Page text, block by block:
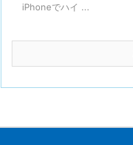
iPhoneでハイ ...